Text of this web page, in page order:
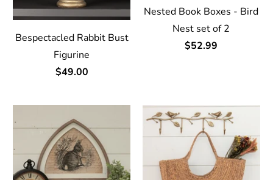
Bespectacled Rabbit Bust
Figurine
$49.00
Nested Book Boxes - Bird
Nest set of 2
$52.99